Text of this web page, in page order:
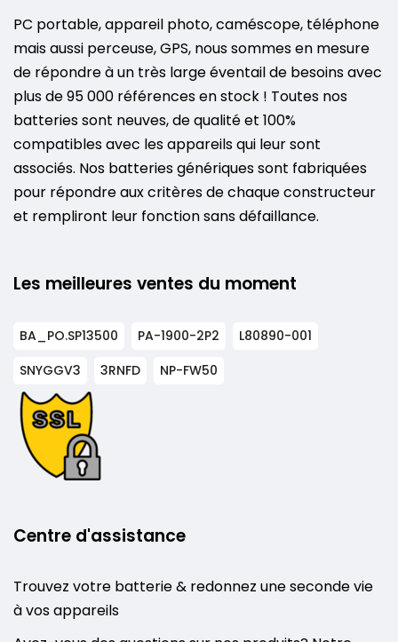
PC portable, appareil photo, caméscope, téléphone
mais aussi perceuse, GPS, nous sommes en mesure
de répondre à un très large éventail de besoins avec
plus de 95 000 références en stock ! Toutes nos
batteries sont neuves, de qualité et 100%
compatibles avec les appareils qui leur sont
associés. Nos batteries génériques sont fabriquées
pour répondre aux critères de chaque constructeur
et rempliront leur fonction sans défaillance.
Les meilleures ventes du moment
BA_PO.SP13500 PA-1900-2P2
L80890-001
SNYGGV3
3RNFD NP-FW50
Centre d'assistance
Trouvez votre batterie & redonnez une seconde vie
à vos appareils